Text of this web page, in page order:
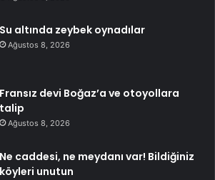
Su altında zeybek oynadılar
Ağustos 8, 2026
Fransız devi Boğaz’a ve otoyollara
talip
Ağustos 8, 2026
Ne caddesi, ne meydanı var! Bildiğiniz
köyleri unutun